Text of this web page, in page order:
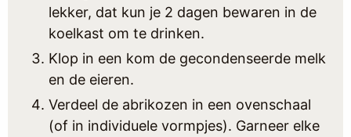
lekker, dat kun je 2 dagen bewaren in de
koelkast om te drinken.
Klop in een kom de gecondenseerde melk
en de eieren.
Verdeel de abrikozen in een ovenschaal
(of in individuele vormpjes). Garneer elke